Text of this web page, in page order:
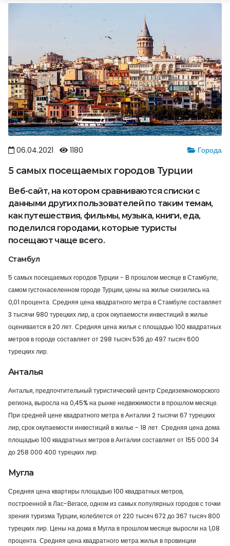
Города
06.04.2021 1180
5 самых посещаемых городов Турции
Веб-сайт, на котором сравниваются списки с
данными других пользователей по таким темам,
как путешествия, фильмы, музыка, книги, еда,
поделился городами, которые туристы
посещают чаще всего.
Стамбул
5 самых посещаемых городов Турции - В прошлом месяце в Стамбуле,
самом густонаселенном городе Турции, цены на жилье снизились на
0,01 процента. Средняя цена квадратного метра в Стамбуле составляет
3 тысячи 980 турецких лир, а срок окупаемости инвестиций в жилье
оценивается в 20 лет. Средняя цена жилья с площадью 100 квадратных
метров в городе составляет от 298 тысяч 536 до 497 тысяч 600
турецких лир.
Анталья
Анталья, предпочтительный туристический центр Средиземноморского
региона, выросла на 0,45% на рынке недвижимости в прошлом месяце.
При средней цене квадратного метра в Анталии 2 тысячи 67 турецких
лир, срок окупаемости инвестиций в жилье - 18 лет. Средняя цена дома
площадью 100 квадратных метров в Анталии составляет от 155 000 34
до 258 000 400 турецких лир.
Мугла
Средняя цена квартиры площадью 100 квадратных метров,
построенной в Лас-Вегасе, одном из самых популярных городов с точки
зрения туризма Турции, колеблется от 220 тысяч 672 до 367 тысяч 800
турецких лир. Цены на дома в Мугла в прошлом месяце выросли на 1,08
процента. Средняя цена квадратного метра жилья в провинции